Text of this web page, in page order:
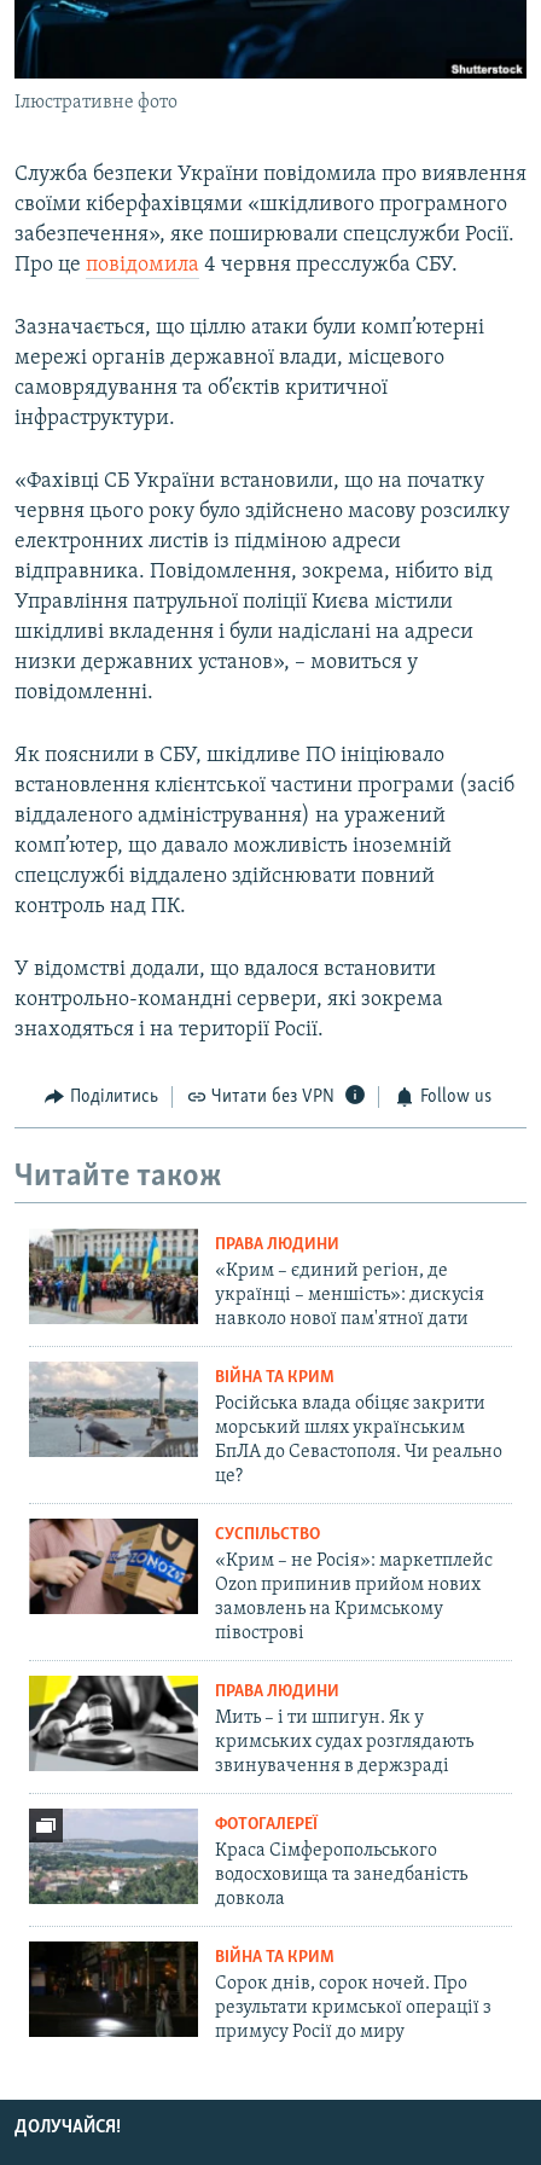
ВІДЕОУРОКИ «ELIFBE»
УКРАЇНСЬКА ПРОБЛЕМА КРИМУ
Русский
Qırımtatar
Усі сайти RFE/RL
Ілюстративне фото
Служба безпеки України повідомила про виявлення
своїми кіберфахівцями «шкідливого програмного
забезпечення», яке поширювали спецслужби Росії.
Про це повідомила 4 червня пресслужба СБУ.
Зазначається, що ціллю атаки були комп’ютерні
мережі органів державної влади, місцевого
самоврядування та об’єктів критичної
інфраструктури.
«Фахівці СБ України встановили, що на початку
червня цього року було здійснено масову розсилку
електронних листів із підміною адреси
відправника. Повідомлення, зокрема, нібито від
Управління патрульної поліції Києва містили
шкідливі вкладення і були надіслані на адреси
низки державних установ», – мовиться у
повідомленні.
Як пояснили в СБУ, шкідливе ПО ініціювало
встановлення клієнтської частини програми (засіб
віддаленого адміністрування) на уражений
комп’ютер, що давало можливість іноземній
спецслужбі віддалено здійснювати повний
контроль над ПК.
У відомстві додали, що вдалося встановити
контрольно-командні сервери, які зокрема
знаходяться і на території Росії.
Поділитись Читати без VPN Follow us
Читайте також
ПРАВА ЛЮДИНИ
«Крим – єдиний регіон, де
українці – меншість»: дискусія
навколо нової пам'ятної дати
ВІЙНА ТА КРИМ
Російська влада обіцяє закрити
морський шлях українським
БпЛА до Севастополя. Чи реально
це?
СУСПІЛЬСТВО
«Крим – не Росія»: маркетплейс
Ozon припинив прийом нових
замовлень на Кримському
півострові
ПРАВА ЛЮДИНИ
Мить – і ти шпигун. Як у
кримських судах розглядають
звинувачення в держзраді
ФОТОГАЛЕРЕЇ
Краса Сімферопольського
водосховища та занедбаність
довкола
ВІЙНА ТА КРИМ
Сорок днів, сорок ночей. Про
результати кримської операції з
примусу Росії до миру
ДОЛУЧАЙСЯ!